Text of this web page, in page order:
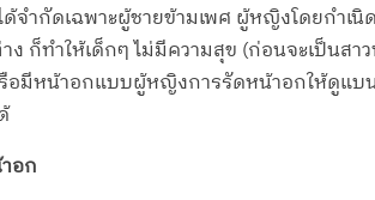
จำกัดเฉพาะผู้ชายข้ามเพศ ผู้หญิงโดยกำเ
ง ก็ทำให้เด็กๆ ไม่มีความสุข (ก่อนจะเป็น
อมีหน้าอกแบบผู้หญิงการรัดหน้าอกให้ดูแ
อก